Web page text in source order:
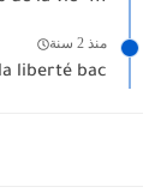
منذ 2 سنة
liberté bac